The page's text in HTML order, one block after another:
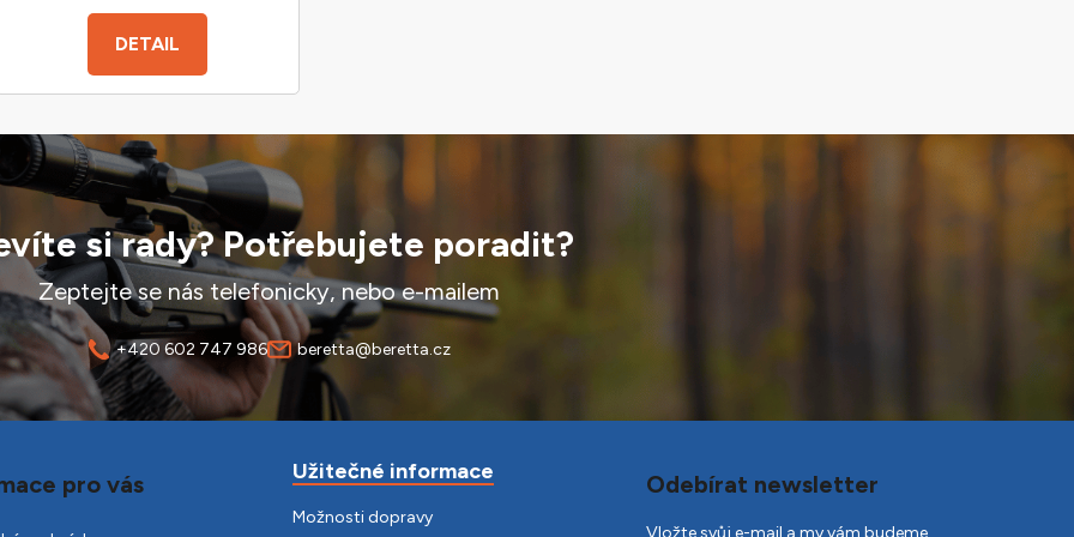
DETAIL
si rady? Potřebujete poradit?
Zeptejte se nás telefonicky, nebo e-mailem
+420 602 747 986 beretta@beretta.cz
pro vás Užitečné informace
Možnosti dopravy
Odebírat newsletter
Vložte svůj e-mail a my vám budeme